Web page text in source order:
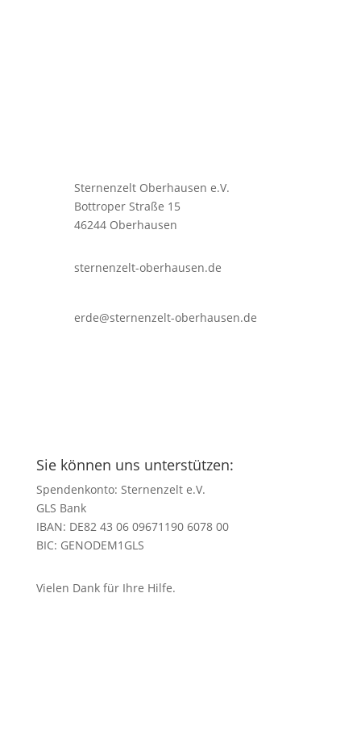
Sternenzelt Oberhausen e.V.
Bottroper Straße 15
46244 Oberhausen
sternenzelt-oberhausen.de
erde@sternenzelt-oberhausen.de
Sie können uns unterstützen:
Spendenkonto: Sternenzelt e.V.
GLS Bank
IBAN: DE82 43 06 09671190 6078 00
BIC: GENODEM1GLS
Vielen Dank für Ihre Hilfe.